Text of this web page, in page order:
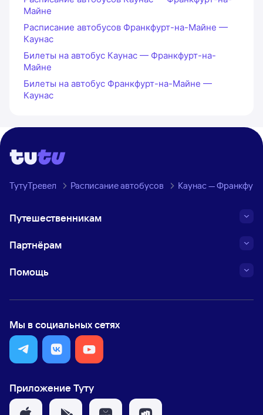
Майне
Расписание автобусов Франкфурт-на-Майне —
Каунас
Билеты на автобус Каунас — Франкфурт-на-
Майне
Билеты на автобус Франкфурт-на-Майне —
Каунас
ТутуТревел Расписание автобусов Каунас —
Путешественникам
Партнёрам
Помощь
Мы в социальных сетях
Приложение Туту